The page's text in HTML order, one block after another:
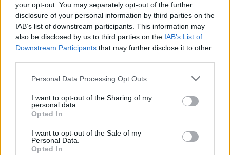
your opt-out. You may separately opt-out of the further
disclosure of your personal information by third parties on the
IAB’s list of downstream participants. This information may
also be disclosed by us to third parties on the IAB’s List of
Downstream Participants that may further disclose it to other
Please note that this website/app uses one or more Google
not limited to your visit or usage behaviour. You may click to
grant or deny consent to Google and its third-party tags to
use your data for below specified purposes in below Google
consent section.
Personal Data Processing Opt Outs
I want to opt-out of the Sharing of my
personal data.
Opted In
I want to opt-out of the Sale of my
Personal Data.
Opted In